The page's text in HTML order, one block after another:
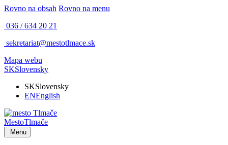
Rovno na obsah Rovno na menu
036 / 634 20 21
sekretariat@mestotlmace.sk
Mapa webu
SKSlovensky
SKSlovensky
ENEnglish
MestoTlmače
Menu